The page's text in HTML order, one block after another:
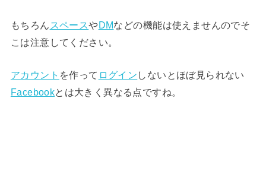
もちろん スペースやDMなどの機能は使えませんのでそ
こは注意してください。
アカウント を作って ログイン しないとほぼ見られない
Facebookとは大きく異なる点ですね。